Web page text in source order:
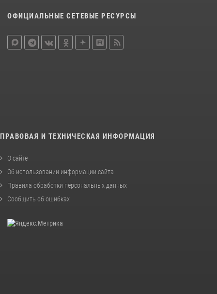
ОФИЦИАЛЬНЫЕ СЕТЕВЫЕ РЕСУРСЫ
ПРАВОВАЯ И ТЕХНИЧЕСКАЯ ИНФОРМАЦИЯ
О сайте
Об использовании информации сайта
Правила обработки персональных данных
Сообщить об ошибках